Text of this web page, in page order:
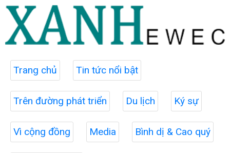
Trang chủ Tin tức nổi bật
Trên đường phát triển Du lịch Ký sự
Vì cộng đồng Media Bình dị & Cao quý